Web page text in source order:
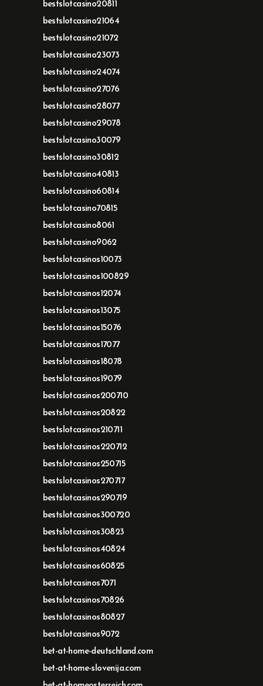
bestslotcasino20811
bestslotcasino21064
bestslotcasino21072
bestslotcasino23073
bestslotcasino24074
bestslotcasino27076
bestslotcasino28077
bestslotcasino29078
bestslotcasino30079
bestslotcasino30812
bestslotcasino40813
bestslotcasino60814
bestslotcasino70815
bestslotcasino8061
bestslotcasino9062
bestslotcasinos10073
bestslotcasinos100829
bestslotcasinos12074
bestslotcasinos13075
bestslotcasinos15076
bestslotcasinos17077
bestslotcasinos18078
bestslotcasinos19079
bestslotcasinos200710
bestslotcasinos20822
bestslotcasinos210711
bestslotcasinos220712
bestslotcasinos250715
bestslotcasinos270717
bestslotcasinos290719
bestslotcasinos300720
bestslotcasinos30823
bestslotcasinos40824
bestslotcasinos60825
bestslotcasinos7071
bestslotcasinos70826
bestslotcasinos80827
bestslotcasinos9072
bet-at-home-deutschland.com
bet-at-home-slovenija.com